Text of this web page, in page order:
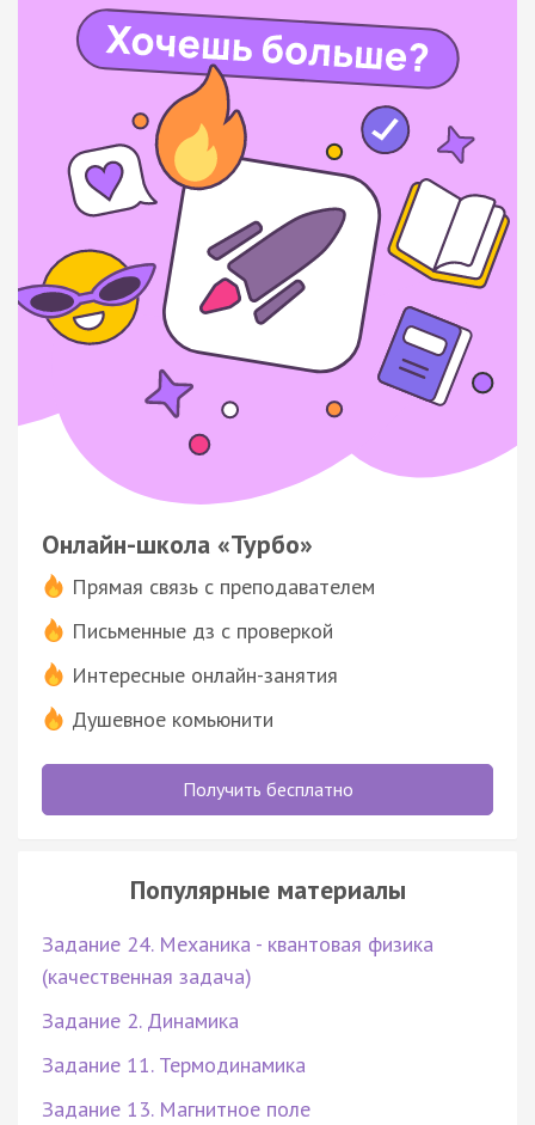
Онлайн-школа «Турбо»
Прямая связь с преподавателем
Письменные дз с проверкой
Интересные онлайн-занятия
Душевное комьюнити
Получить бесплатно
Популярные материалы
Задание 24. Механика - квантовая физика
(качественная задача)
Задание 2. Динамика
Задание 11. Термодинамика
Задание 13. Магнитное поле